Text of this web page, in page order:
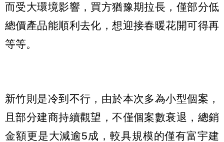
而受大環境影響，買方猶豫期拉長，僅部分低
總價產品能順利去化，想迎接春暖花開可得再
等等。
新竹則是冷到不行，由於本次多為小型個案，
且部分建商持續觀望，不僅個案數衰退，總銷
金額更是大減逾5成，較具規模的僅有富宇建